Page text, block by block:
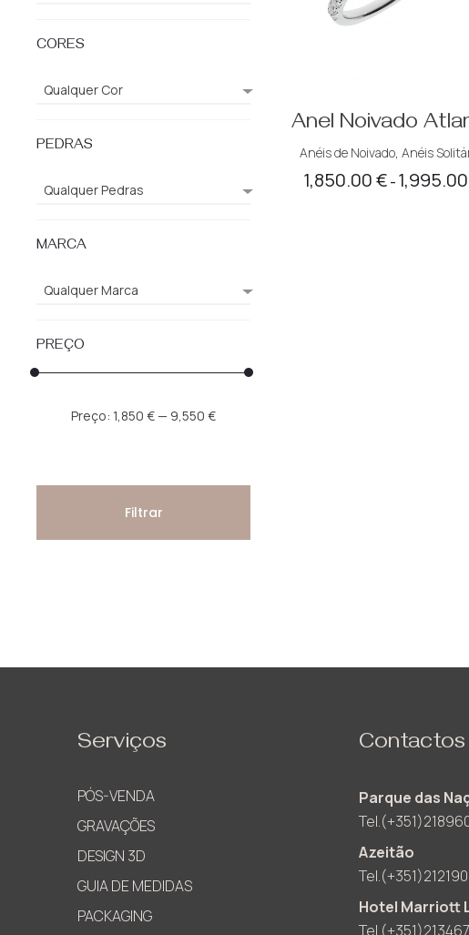
Anel Noivado
Anéis de Noivado, Anéis
1,850.00€ – 1,995.00
CORES
Qualquer Cor
PEDRAS
Qualquer Pedras
MARCA
Qualquer Marca
PREÇO
Preço
Preço
Filtrar
Preço: 1,850 €— 9,550 €
Serviços
PÓS-VENDA
GRAVAÇÕES
DESIGN 3D
GUIA DE MEDIDAS
PACKAGING
Contactos
Parque das
Azeitão
Hotel Marriott